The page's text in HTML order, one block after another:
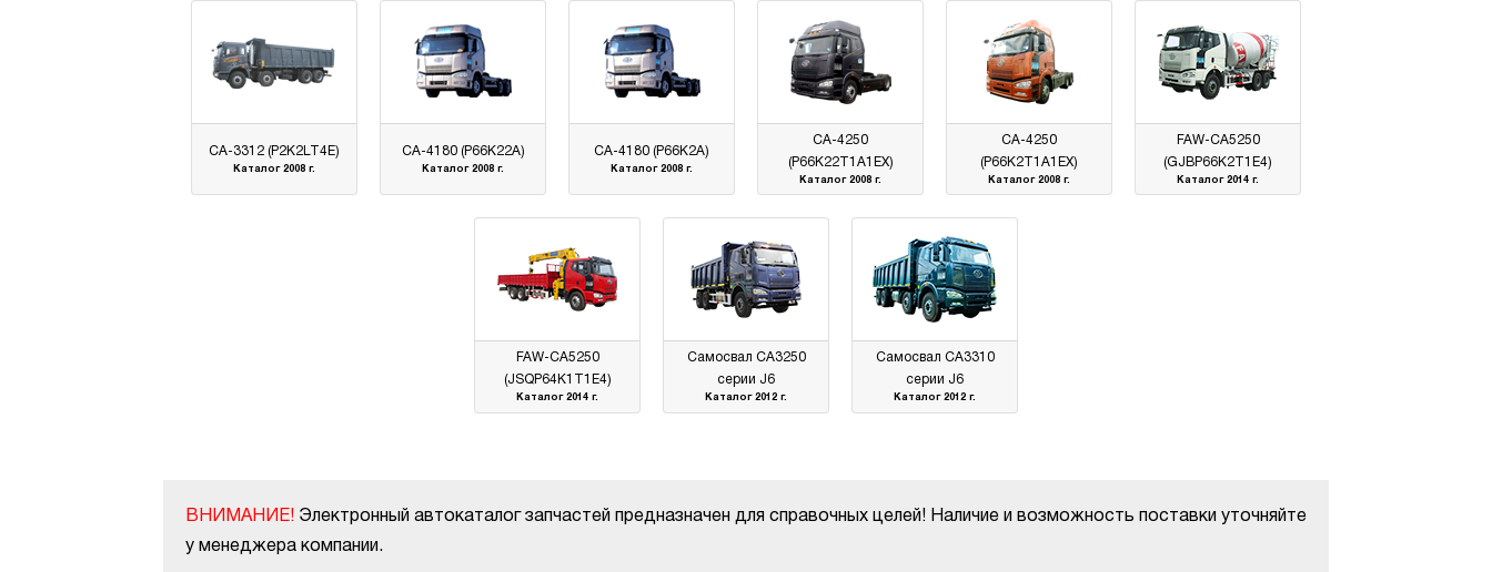
CA-3312 (P2K2LT4E)
Каталог 2008 г.
CA-4180 (P66K22A)
Каталог 2008 г.
CA-4180 (P66K2A)
Каталог 2008 г.
CA-4250
(P66K22T1A1EX)
Каталог 2008 г.
CA-4250
(P66K2T1A1EX)
Каталог 2008 г.
FAW-CA5250
(GJBP66K2T1E4)
Каталог 2014 г.
FAW-CA5250
(JSQP64K1T1E4)
Каталог 2014 г.
Самосвал CA3250
серии J6
Каталог 2012 г.
Самосвал CA3310
серии J6
Каталог 2012 г.
ВНИМАНИЕ! Электронный автокаталог запчастей предназначен для справочных целей! Наличие и возможность поставки уточняйте
у менеджера компании.